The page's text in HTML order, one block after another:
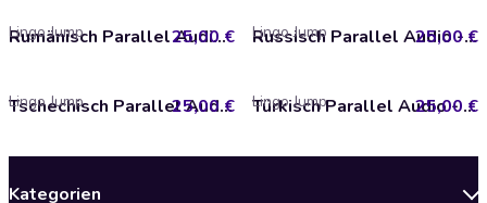
Rumänisch Parallel Audio - Teil 1
Lingo Jump 25,00 € Russisch Parallel Audio - Teil 1
Lingo Jump 25,00 €
Tschechisch Parallel Audio - Teil 1
Lingo Jump 25,00 € Türkisch Parallel Audio - Teil 1
Lingo Jump 25,00 €
Kategorien